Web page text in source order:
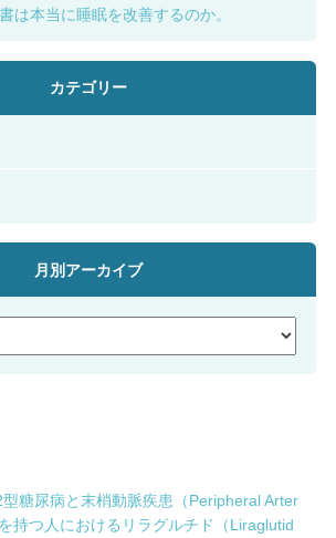
は本当に睡眠を改善するのか。
カテゴリー
月別アーカイブ
糖尿病と末梢動脈疾患（Peripheral Arter
持つ人におけるリラグルチド（Liraglutid